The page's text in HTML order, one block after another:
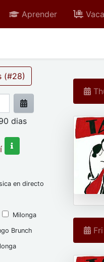
Aprender
(#28)
dias
en directo
Milonga
Brunch